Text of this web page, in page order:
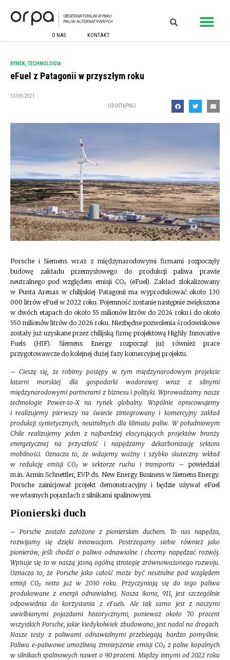
O NAS KONTAKT
RYNEK TECHNOLOGIA
eFuel z Patagonii w przyszłym roku
13/09/2021
UDOSTĘPNIJ
Porsche i Siemens wraz z międzynarodowymi firmami rozpoczęły
budowę zakładu przemysłowego do produkcji paliwa prawie
neutralnego pod względem emisji CO₂ (eFuel). Zakład zlokalizowany
w Punta Arenas w chilijskiej Patagonii ma wyprodukować około 130
000 litrów eFuel w 2022 roku. Pojemność zostanie następnie zwiększona
w dwóch etapach do około 55 milionów litrów do 2024 roku i do około
550 milionów litrów do 2026 roku. Niezbędne pozwolenia środowiskowe
zostały już uzyskane przez chilijską firmę projektową Highly Innovative
Fuels (HIF). Siemens Energy rozpoczął już również prace
przygotowawcze do kolejnej dużej fazy komercyjnej projektu.
–Cieszę się, że robimy postępy w tym międzynarodowym projekcie
latarni morskiej dla gospodarki wodorowej wraz z silnymi
międzynarodowymi partnerami z biznesu i polityki. Wprowadzamy nasze
technologie Power-to-X na rynek globalny. Wspólnie opracowujemy
i realizujemy pierwszy na świecie zintegrowany i komercyjny zakład
produkcji syntetycznych, neutralnych dla klimatu paliw. W południowym
Chile realizujemy jeden z najbardziej ekscytujących projektów branży
energetycznej na przyszłość i napędzamy dekarbonizację sektora
mobilności. Oznacza to, że wdajemy ważny i szybko skuteczny wkład
w redukcję emisji CO₂ w sektorze ruchu i transportu – powiedział
m.in. Armin Schnettler, EVP ds. New Energy Business w Siemens Energy.
Porsche zainicjował projekt demonstracyjny i będzie używał eFuel
we własnych pojazdach z silnikami spalinowymi.
Pionierski duch
– Porsche zostało założone z pionierskim duchem. To nas napędza,
rozwijamy się dzięki innowacjom. Postrzegamy siebie również jako
pionierów, jeśli chodzi o paliwa odnawialne i chcemy napędzać rozwój.
Wpisuje się to w naszą jasną ogólną strategię zrównoważonego rozwoju.
Oznacza to, że Porsche jako całość może być neutralne pod względem
emisji CO₂ netto już w 2030 roku. Przyczyniają się do tego paliwa
produkowane z energii odnawialnej. Nasza ikona, 911, jest szczególnie
odpowiednia do korzystania z eFuels. Ale tak samo jest z naszymi
uwielbianymi pojazdami historycznymi, ponieważ około 70 procent
wszystkich Porsche, jakie kiedykolwiek zbudowano, jest nadal na drogach.
Nasze testy z paliwami odnawialnymi przebiegają bardzo pomyślnie.
Paliwa e-paliwowe umożliwią zmniejszenie emisji CO₂ z paliw kopalnych
w silnikach spalinowych nawet o 90 procent. Między innymi od 2022 roku